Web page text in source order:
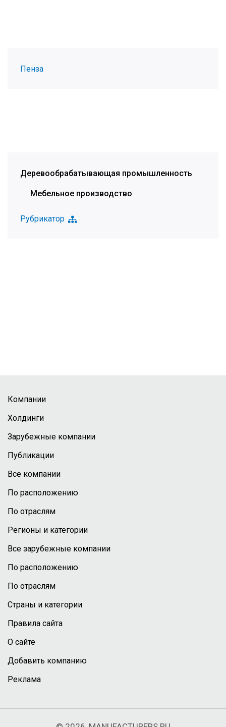
Пенза
Деревообрабатывающая промышленность
Мебельное производство
Рубрикатор
Компании
Холдинги
Зарубежные компании
Публикации
Все компании
По расположению
По отраслям
Регионы и категории
Все зарубежные компании
По расположению
По отраслям
Страны и категории
Правила сайта
О сайте
Добавить компанию
Реклама